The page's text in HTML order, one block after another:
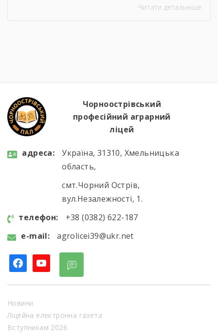
навчаються за спеціальностями слюсар з
аграрним виробництвом. Під час екскурсії
зерносховище, машинно-тракторний парк,
ферму великої рогатої […]
Читати детальніше
Чорноострівський
професійний аграрний
ліцей
aдресa:
Україна, 31310, Хмельницька
область,
смт.Чорний Острів,
вул.Незалежності, 1.
телефон:
+38 (0382) 622-187
e-mail:
agrolicei39@ukr.net
facebookyoutube
Новини
Ліцейна електронна газета
Вступникам 2026